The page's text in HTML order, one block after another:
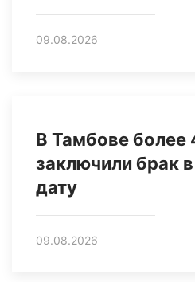
09.08.2026
В Тамбове более
заключили брак
дату
09.08.2026